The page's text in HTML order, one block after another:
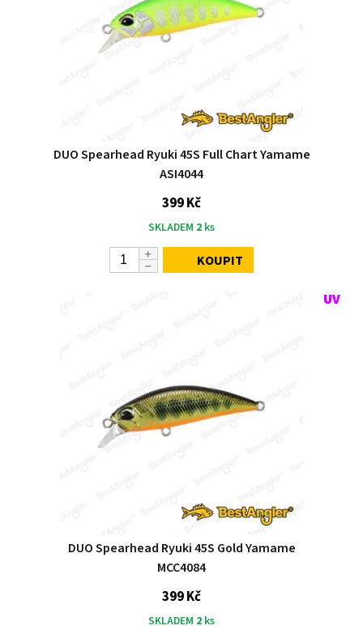
DUO Spearhead Ryuki 45S Full Chart Yamame
ASI4044
399 Kč
SKLADEM 2 ks
KOUPIT
DUO Spearhead Ryuki 45S Gold Yamame
MCC4084
399 Kč
SKLADEM 2 ks